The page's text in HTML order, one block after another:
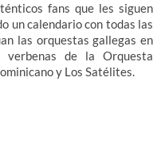
fans que les siguen
un calendario con todas las
las orquestas gallegas en
de la Orquesta
y Los Satélites.